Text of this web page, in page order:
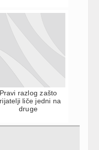
Pravi razlog zašto
liče jedni na
druge